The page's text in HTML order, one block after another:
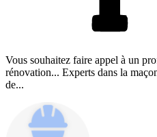
Vous souhaitez faire appel à un
rénovation... Experts dans la
de...